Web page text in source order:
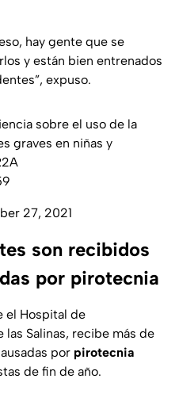
hay gente que se
y están bien entrenados
expuso.
sobre el uso de la
graves en niñas y
27, 2021
son recibidos
por pirotecnia
el Hospital de
Salinas, recibe más de
por pirotecnia
de fin de año.